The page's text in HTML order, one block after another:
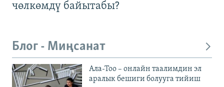
чөлкөмдү байытабы?
Блог - Миңсанат
Ала-Тоо – онлайн таалимдин эл
аралык бешиги болууга тийиш